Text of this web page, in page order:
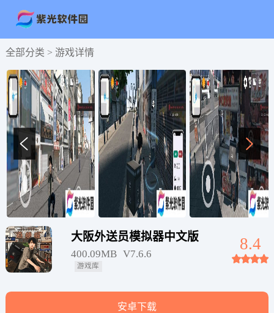
全部分类 > 游戏详情
大阪外送员模拟器中文版
400.09MB V7.6.6
游戏库
8.4
安卓下载